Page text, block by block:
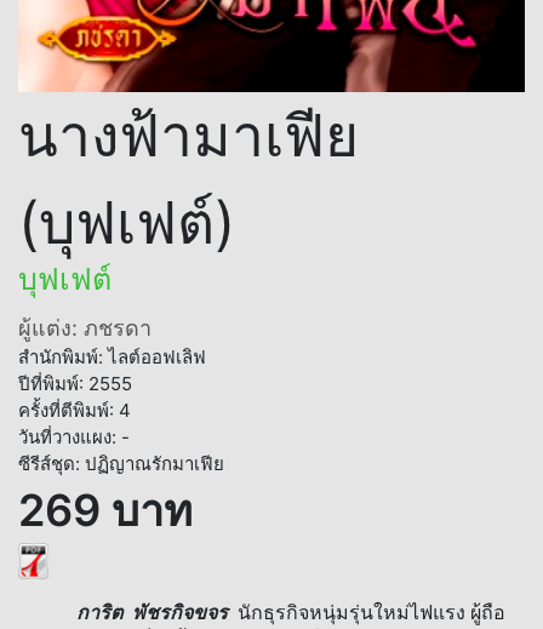
นางฟ้ามาเฟีย
(บุฟเฟต์)
บุฟเฟต์
ผู้แต่ง: ภชรดา
สำนักพิมพ์: ไลต์ออฟเลิฟ
ปีที่พิมพ์: 2555
ครั้งที่ตีพิมพ์: 4
วันที่วางแผง: -
ซีรีส์ชุด: ปฏิญาณรักมาเฟีย
269 บาท
การิต พัชรกิจขจร นักธุรกิจหนุ่มรุ่นใหม่ไฟแรง ผู้ถือ